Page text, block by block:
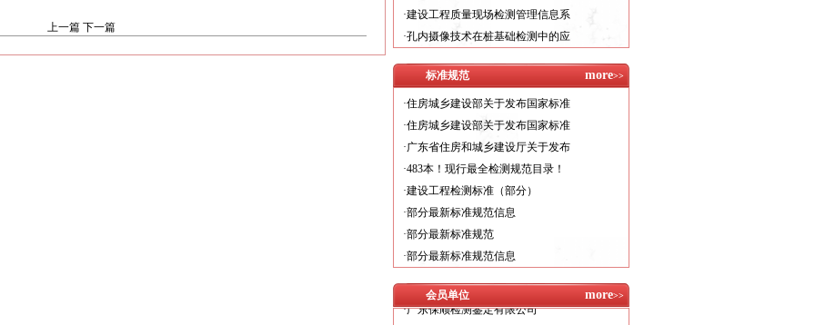
上一篇 下一篇
·建设工程质量现场检测管理信息系
·孔内摄像技术在桩基础检测中的应
标准规范 more>>
·住房城乡建设部关于发布国家标准
·住房城乡建设部关于发布国家标准
·广东省住房和城乡建设厅关于发布
·483本！现行最全检测规范目录！
·建设工程检测标准（部分）
·部分最新标准规范信息
·部分最新标准规范
·部分最新标准规范信息
会员单位 more>>
·广东粤建工程质量检测有限公司
广东保顺检测鉴定有限公司